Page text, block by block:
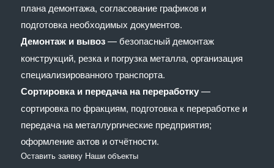
плана демонтажа, согласование графиков и
подготовка необходимых документов.
Демонтаж и вывоз— безопасный демонтаж
конструкций, резка и погрузка металла, организация
специализированного транспорта.
Сортировка и передача на переработку—
сортировка по фракциям, подготовка к переработке и
передача на металлургические предприятия;
оформление актов и отчётности.
Оставить заявку Наши объекты